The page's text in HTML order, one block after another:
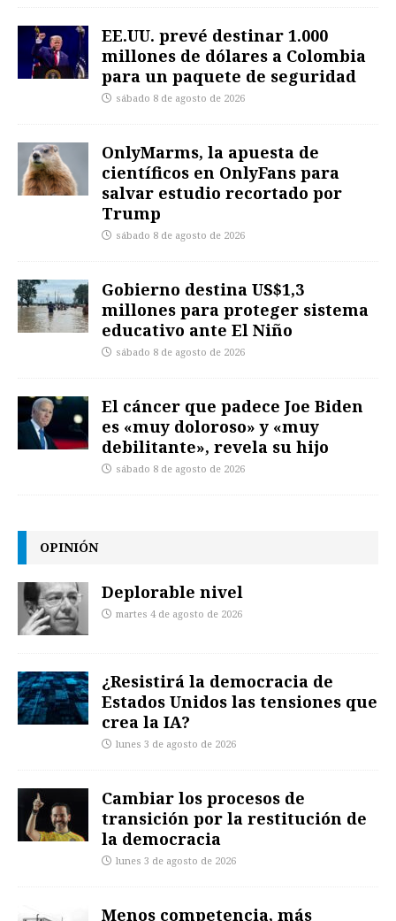
EE.UU. prevé destinar 1.000
millones de dólares a Colombia
para un paquete de seguridad
sábado 8 de agosto de 2026
OnlyMarms, la apuesta de
científicos en OnlyFans para
salvar estudio recortado por
Trump
sábado 8 de agosto de 2026
Gobierno destina US$1,3
millones para proteger sistema
educativo ante El Niño
sábado 8 de agosto de 2026
El cáncer que padece Joe Biden
es «muy doloroso» y «muy
debilitante», revela su hijo
sábado 8 de agosto de 2026
OPINIÓN
Deplorable nivel
martes 4 de agosto de 2026
¿Resistirá la democracia de
Estados Unidos las tensiones que
crea la IA?
lunes 3 de agosto de 2026
Cambiar los procesos de
transición por la restitución de
la democracia
lunes 3 de agosto de 2026
Menos competencia, más